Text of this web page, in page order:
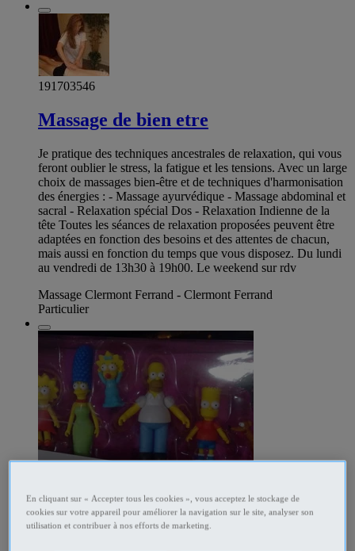
191703546
Massage de bien etre
Je pratique des techniques ancestrales de relaxation, qui vous
feront oublier le stress, la fatigue et les tensions. Avec un large
choix de massages bien-être et de techniques d'harmonisation
des énergies : - Massage ayurvédique - Massage abdominal et
sacral - Relaxation spécial Dos - Relaxation Indienne de la
tête Toutes les séances de relaxation proposées peuvent être
adaptées en fonction des besoins et des attentes de chacun,
mais aussi en fonction du temps que vous disposez. Du lundi
au vendredi de 13h30 à 19h00. Le weekend sur rdv
Massage Clermont Ferrand - Clermont Ferrand
Particulier
345046833
En cliquant sur « Accepter tous les cookies », vous acceptez le stockage de
cookies sur votre appareil pour améliorer la navigation sur le site, analyser son
utilisation et contribuer à nos efforts de marketing.